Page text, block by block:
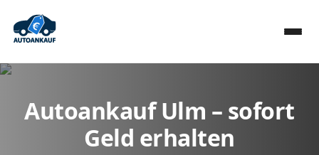
Autoankauf Ulm – sofort
Geld erhalten